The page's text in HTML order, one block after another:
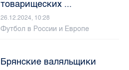
товарищеских ...
26.12.2024, 10:28
Футбол в России и Европе
Брянские валяльщики